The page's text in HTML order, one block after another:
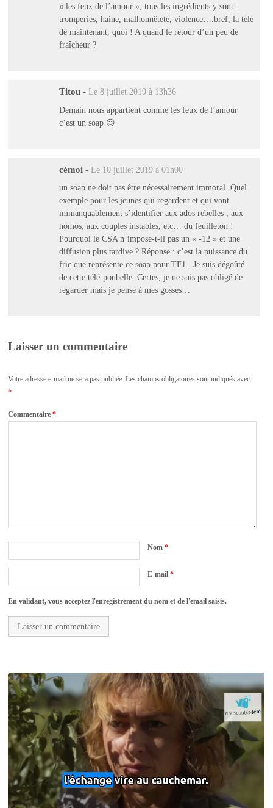
« les feux de l’amour », tous les ingrédients y sont :
tromperies, haine, malhonnêteté, violence….bref, la télé
de maintenant, quoi ! A quand le retour d’un peu de
fraîcheur ?
Titou - Le 8 juillet 2019 à 13h36
Demain nous appartient comme les feux de l’amour
c’est un soap 😉
cémoi - Le 10 juillet 2019 à 01h00
un soap ne doit pas être nécessairement immoral. Quel
exemple pour les jeunes qui regardent et qui vont
immanquablement s’identifier aux ados rebelles , aux
homos, aux couples instables, etc… du feuilleton !
Pourquoi le CSA n’impose-t-il pas un « -12 » et une
diffusion plus tardive ? Réponse : c’est la puissance du
fric que représente ce soap pour TF1 . Je suis dégoûté
de cette télé-poubelle. Certes, je ne suis pas obligé de
regarder mais je pense à mes gosses…
Laisser un commentaire
Votre adresse e-mail ne sera pas publiée. Les champs obligatoires sont indiqués avec
*
Commentaire*
Nom*
E-mail*
En validant, vous acceptez l'enregistrement du nom et de l'email saisis.